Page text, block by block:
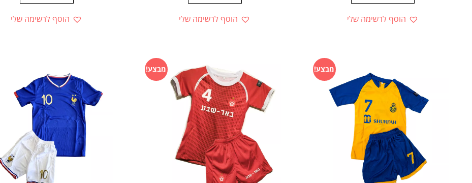
הוסף לרשימה שלי הוסף לרשימה שלי הוסף לרשימה שלי
מבצע! מבצע!